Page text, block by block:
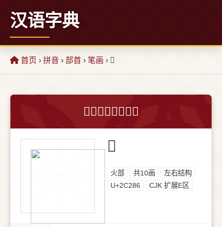
汉语字典
首页 › 拼音 › 部首 › 笔画 › 𬊆
𬊆字的意思和解释
𬊆
⽕部 共10画
左右结构
U+2C286
CJK 扩展E区